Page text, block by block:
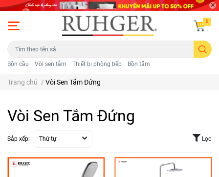
Bồn cầu Vòi sen tắm Thiết bị phòng bếp Bồn tắm
0
Trang chủ / Vòi Sen Tắm Đứng
Vòi Sen Tắm Đứng
Sắp xếp: Thứ tự Lọc